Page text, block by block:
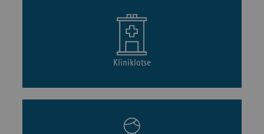
Kliniklotse